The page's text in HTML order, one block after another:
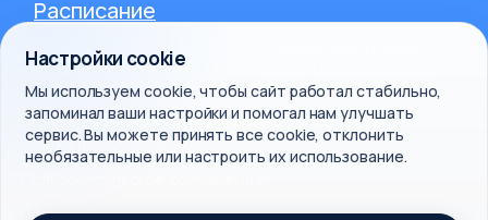
Настройки cookie
Мы используем cookie, чтобы сайт работал стабильно,
запоминал ваши настройки и помогал нам улучшать
сервис. Вы можете принять все cookie, отклонить
необязательные или настроить их использование.